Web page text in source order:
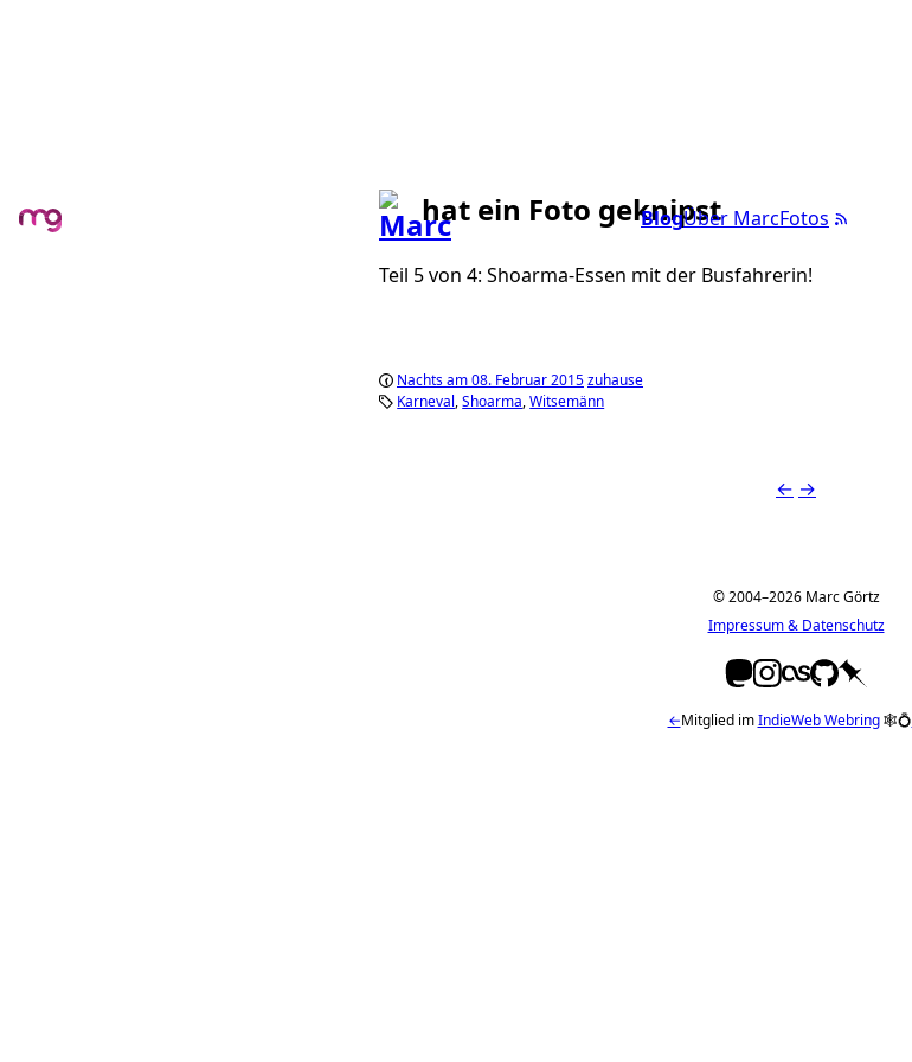
BlogÜber MarcFotos
hat ein Foto geknipst
Teil 5 von 4: Shoarma-Essen mit der Busfahrerin!
Nachts am 08. Februar 2015zuhause
Karneval Shoarma Witsemänn
← →
© 2004–2026 Marc Görtz
Impressum & Datenschutz
←Mitglied imIndieWeb Webring🕸💍